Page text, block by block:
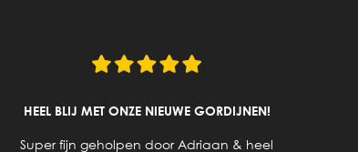
HEEL BLIJ MET ONZE NIEUWE GORDIJNEN!
Super fijn geholpen door Adriaan & heel